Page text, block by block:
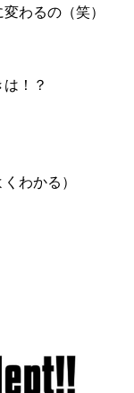
わるの（笑）
！？
わかる）